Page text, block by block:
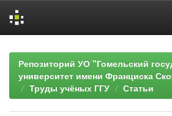
navigationРепозиторий УО "Гомельский
университет имени Франциска
Труды учёных ГГУ
Статьи